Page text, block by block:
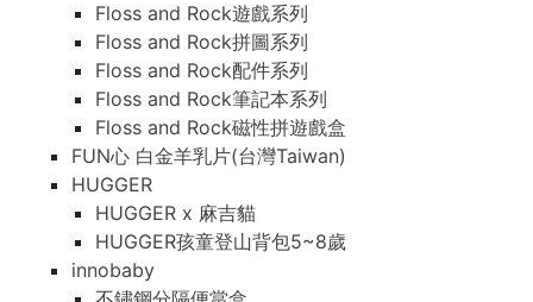
Floss and Rock遊戲系列
Floss and Rock拼圖系列
Floss and Rock配件系列
Floss and Rock筆記本系列
Floss and Rock磁性拼遊戲盒
FUN心 白金羊乳片(台灣Taiwan)
HUGGER
HUGGER x 麻吉貓
HUGGER孩童登山背包5~8歲
innobaby